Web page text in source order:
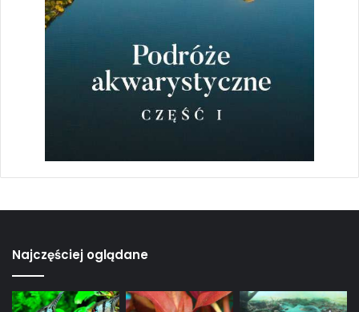
Najczęściej oglądane